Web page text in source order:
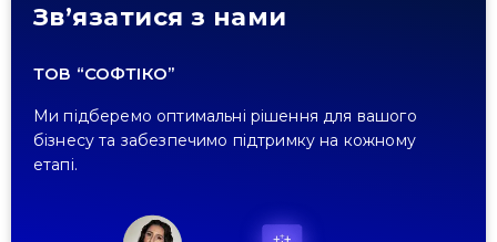
Зв’язатися з нами
ТОВ “СОФТІКО”
Ми підберемо оптимальні рішення для вашого
бізнесу та забезпечимо підтримку на кожному
етапі.